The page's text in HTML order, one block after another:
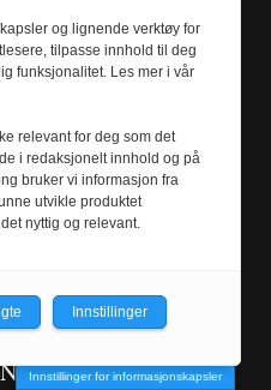
97 876
ERIKSTAD
HANGER
Innstillinger for informasjonskapsler
og lignende verktøy for
tilpasse innhold til deg
funksjonalitet. Les mer i vår
relevant for deg som det
i redaksjonelt innhold og på
bruker vi informasjon fra
utvikle produktet
nyttig og relevant.
Innstillinger